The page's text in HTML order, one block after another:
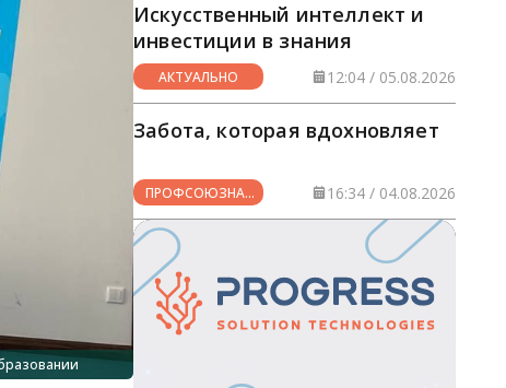
Искусственный интеллект и
инвестиции в знания
АКТУАЛЬНО 12:04 / 05.08.2026
Забота, которая вдохновляет
ПРОФСОЮЗНАЯ
ЖИЗНЬ
16:34 / 04.08.2026